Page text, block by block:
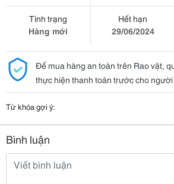
Tình trạng
Hàng mới
Hết hạn
29/06/2024
Để mua hàng an toàn trên Rao vặt,
thực hiện thanh toán trước cho
Từ khóa gợi ý:
Bình luận